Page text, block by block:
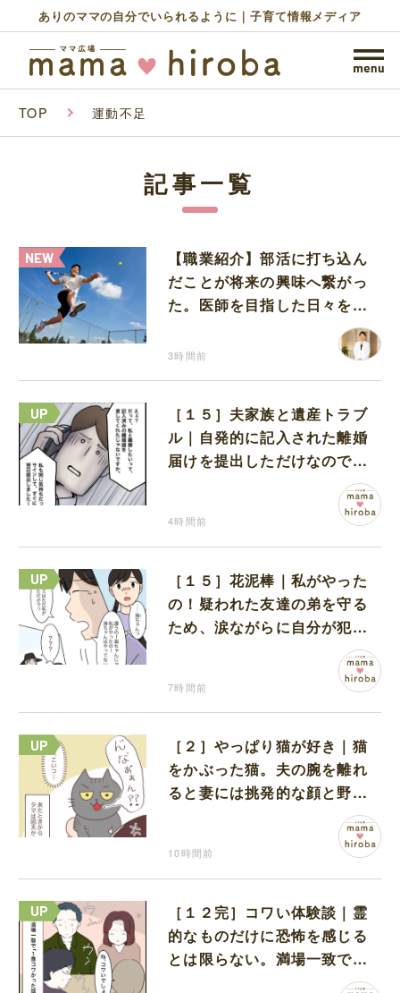
ありのママの自分でいられるように｜子育て情報メディア
TOP 運動不足
記事一覧
【職業紹介】部活に打ち込ん
だことが将来の興味へ繋がっ
た。医師を目指した日々を振
3時間前
［１５］夫家族と遺産トラブ
ル｜自発的に記入された離婚
届けを提出しただけなので、
4時間前
［１５］花泥棒｜私がやった
の！疑われた友達の弟を守る
ため、涙ながらに自分が犯人
7時間前
［２］やっぱり猫が好き｜猫
をかぶった猫。夫の腕を離れ
ると妻には挑発的な顔と野太
10時間前
［１２完］コワい体験談｜霊
的なものだけに恐怖を感じる
とは限らない。満場一致でコ
ワいと認定された意外な体験